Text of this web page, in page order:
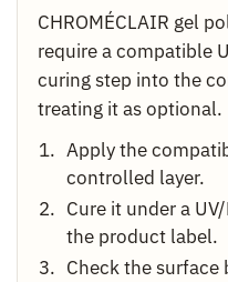
CHROMÉCLAIR gel
require a compatible
curing step into the
treating it as optional.
Apply the
controlled layer.
Cure it under a
the product label.
Check the